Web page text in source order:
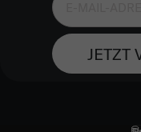
JETZT